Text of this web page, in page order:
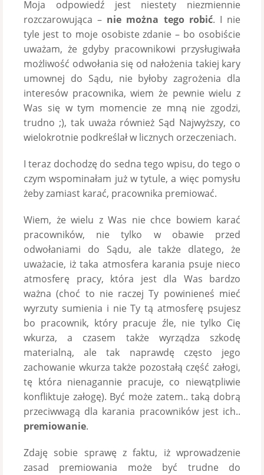
Moja odpowiedź jest niestety niezmiennie
rozczarowująca – nie można tego robić. I nie
tyle jest to moje osobiste zdanie – bo osobiście
uważam, że gdyby pracownikowi przysługiwała
możliwość odwołania się od nałożenia takiej kary
umownej do Sądu, nie byłoby zagrożenia dla
interesów pracownika, wiem że pewnie wielu z
Was się w tym momencie ze mną nie zgodzi,
trudno ;), tak uważa również Sąd Najwyższy, co
wielokrotnie podkreślał w licznych orzeczeniach.
I teraz dochodzę do sedna tego wpisu, do tego o
czym wspominałam już w tytule, a więc pomysłu
żeby zamiast karać, pracownika premiować.
Wiem, że wielu z Was nie chce bowiem karać
pracowników, nie tylko w obawie przed
odwołaniami do Sądu, ale także dlatego, że
uważacie, iż taka atmosfera karania psuje nieco
atmosferę pracy, która jest dla Was bardzo
ważna (choć to nie raczej Ty powinieneś mieć
wyrzuty sumienia i nie Ty tą atmosferę psujesz
bo pracownik, który pracuje źle, nie tylko Cię
wkurza, a czasem także wyrządza szkodę
materialną, ale tak naprawdę często jego
zachowanie wkurza także pozostałą część załogi,
tę która nienagannie pracuje, co niewątpliwie
konfliktuje załogę). Być może zatem.. taką dobrą
przeciwwagą dla karania pracowników jest ich..
premiowanie.
Zdaję sobie sprawę z faktu, iż wprowadzenie
zasad premiowania może być trudne do